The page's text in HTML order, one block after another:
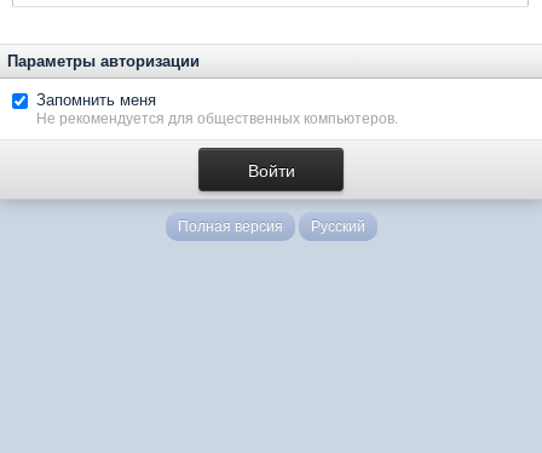
Параметры авторизации
Запомнить меня
Не рекомендуется для общественных компьютеров.
Полная версия Русский